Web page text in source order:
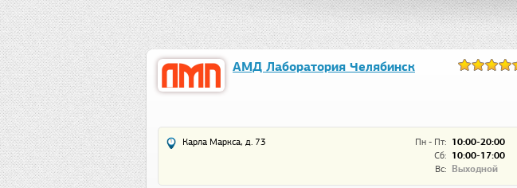
АМД Лаборатория Челябинск
Пн - Пт: 10:00-20:00
Сб: 10:00-17:00
Вс: Выходной
Карла Маркса, д. 73